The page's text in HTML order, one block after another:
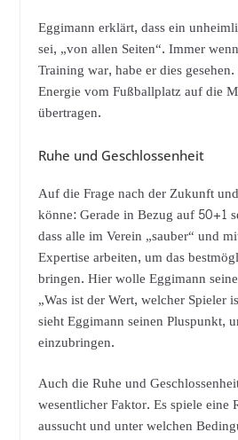
Eggimann erklärt, dass ein
sei, „von allen Seiten“. Immer
Training war, habe er dies
Energie vom Fußballplatz auf die
übertragen.
Ruhe und Geschlossenheit
Auf die Frage nach der Zukunft
könne: Gerade in Bezug auf 50+1
dass alle im Verein „sauber“ und
Expertise arbeiten, um das
bringen. Hier wolle Eggimann
„Was ist der Wert, welcher Spieler
sieht Eggimann seinen Pluspunkt,
einzubringen.
Auch die Ruhe und
wesentlicher Faktor. Es spiele eine
aussucht und unter welchen